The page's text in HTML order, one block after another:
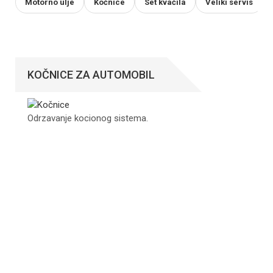
Motorno ulje Kočnice Set kvačila Veliki servis
KOČNICE ZA AUTOMOBIL
Odrzavanje kocionog sistema.